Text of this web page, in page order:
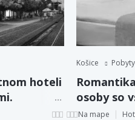
hoteli
Košice
osoby so
Na mape